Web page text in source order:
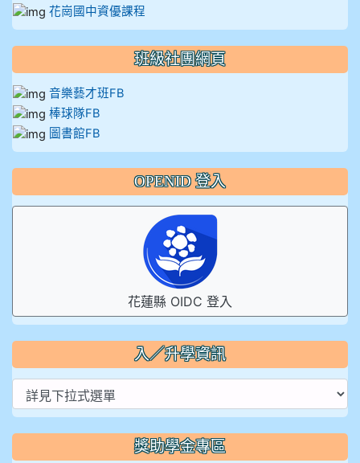
花崗國中資優課程
班級社團網頁
音樂藝才班FB
棒球隊FB
圖書館FB
OPENID 登入
花蓮縣 OIDC 登入
入／升學資訊
獎助學金專區